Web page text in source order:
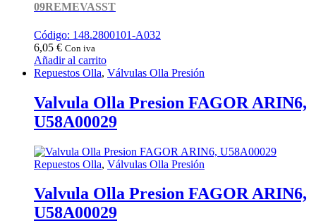
09REMEVASST
Código: 148.2800101-A032
6,05 € Con iva
Añadir al carrito
Repuestos Olla, Válvulas Olla Presión
Valvula Olla Presion FAGOR ARIN6,
U58A00029
Repuestos Olla, Válvulas Olla Presión
Valvula Olla Presion FAGOR ARIN6,
U58A00029